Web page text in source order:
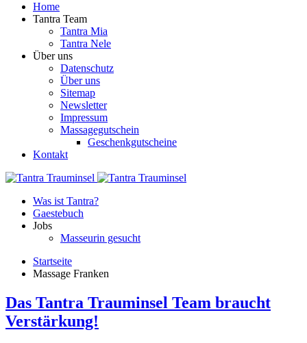
Home
Tantra Team
Tantra Mia
Tantra Nele
Über uns
Datenschutz
Über uns
Sitemap
Newsletter
Impressum
Massagegutschein
Geschenkgutscheine
Kontakt
Was ist Tantra?
Gaestebuch
Jobs
Masseurin gesucht
Startseite
Massage Franken
Das Tantra Trauminsel Team braucht
Verstärkung!